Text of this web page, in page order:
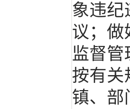
象违纪
议；做
监督管
按有关
镇、部